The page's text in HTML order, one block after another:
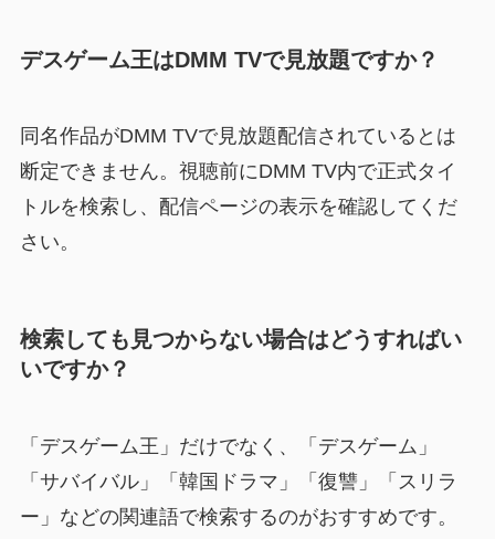
デスゲーム王はDMM TVで見放題ですか？
同名作品がDMM TVで見放題配信されているとは
断定できません。視聴前にDMM TV内で正式タイ
トルを検索し、配信ページの表示を確認してくだ
さい。
検索しても見つからない場合はどうすればい
いですか？
「デスゲーム王」だけでなく、「デスゲーム」
「サバイバル」「韓国ドラマ」「復讐」「スリラ
ー」などの関連語で検索するのがおすすめです。